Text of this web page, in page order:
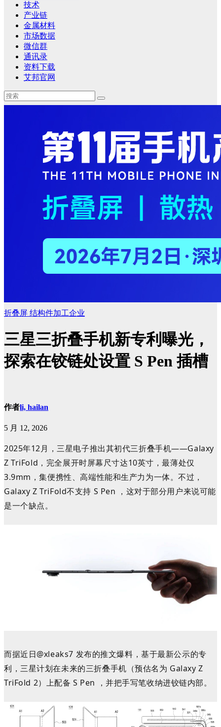
技术
产业链
金属材料
市场数据
微信群
通讯录
资料下载
艾邦官网
折叠屏 结构件加工企业
三星三折叠手机新专利曝光，
探索在铰链处设置 S Pen 插槽
作者li, hailan
5 月 12, 2026
2025年12月，三星电子推出其初代三折叠手机——Galaxy
Z TriFold，完全展开时屏幕尺寸达10英寸，最薄处仅
3.9mm，集便携性、高端性能和生产力为一体。不过，
Galaxy Z TriFold不支持 S Pen ，这对于部分用户来说可能
是一个缺点。
而据近日@xleaks7 发布的推文爆料，基于最新公示的专
利，三星计划在未来的三折叠手机（预估名为 Galaxy Z
TriFold 2） 上配备 S Pen ，并把手写笔收纳进铰链内部。